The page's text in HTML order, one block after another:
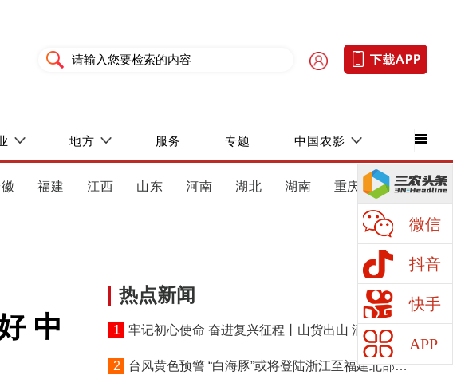
地方 服务 专题 中国农影
福建 江西 山东 河南 湖北 湖南 重庆 四川
微信
抖音
快手
APP
中
热点新闻
1
牢记初心使命 奋进复兴征程丨山货出山 消费进山
2
台风黄色预警 “白海豚”或将登陆浙江至福建北部沿